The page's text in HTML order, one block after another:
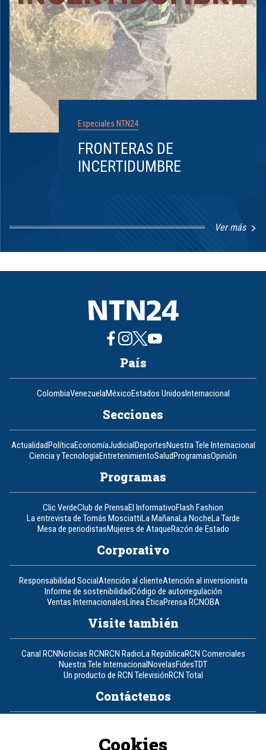
Especiales NTN24
FRONTERAS DE
INCERTIDUMBRE
Ver más
8
País
ColombiaVenezuelaMéxicoEstados UnidosInternacional
Secciones
ActualidadPolíticaEconomíaJudicialDeportesNuestra Tele Internacional
Ciencia y TecnologíaEntretenimientoSaludProgramasOpinión
Programas
Clic VerdeClub de PrensaEl InformativoFlash Fashion
La entrevista de Tomás MosciattiLa MañanaLa NocheLa Tarde
Mesa de periodistasMujeres de AtaqueRazón de Estado
Corporativo
Responsabilidad SocialAtención al clienteAtención al inversionista
Informe de sostenibilidadCódigo de autorregulación
Ventas InternacionalesLínea ÉticaPrensa RCNOBA
Visite también
Canal RCNNoticias RCNRCN RadioLa RepúblicaRCN Comerciales
Nuestra Tele InternacionalNovelasFidesTDT
Un producto de RCN TelevisiónRCN Total
Contáctenos
Cookies